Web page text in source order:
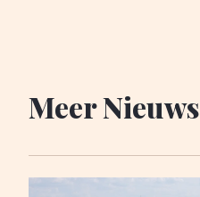
Meer Nieuws